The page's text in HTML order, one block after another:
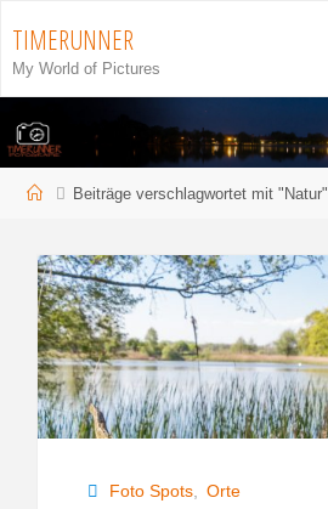
Inhalt
springen
TIMERUNNER
My World of Pictures
StartBeiträge verschlagwortet mit "Natur"
Foto Spots, Orte